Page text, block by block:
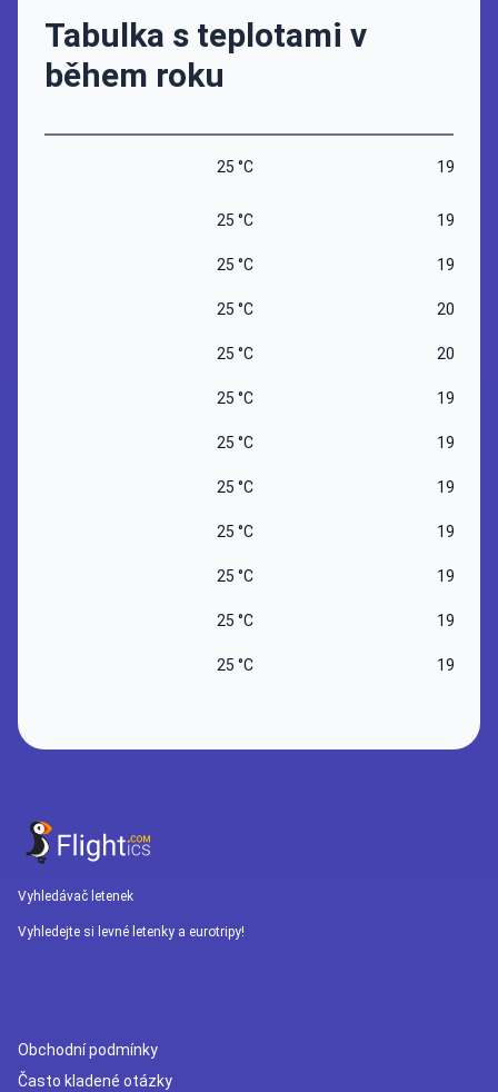
Tabulka s teplotami v
během roku
25 °C 19 °C
25 °C 19 °C
25 °C 19 °C
25 °C 20 °C
25 °C 20 °C
25 °C 19 °C
25 °C 19 °C
25 °C 19 °C
25 °C 19 °C
25 °C 19 °C
25 °C 19 °C
25 °C 19 °C
Vyhledávač letenek
Vyhledejte si levné letenky a eurotripy!
Obchodní podmínky
Často kladené otázky